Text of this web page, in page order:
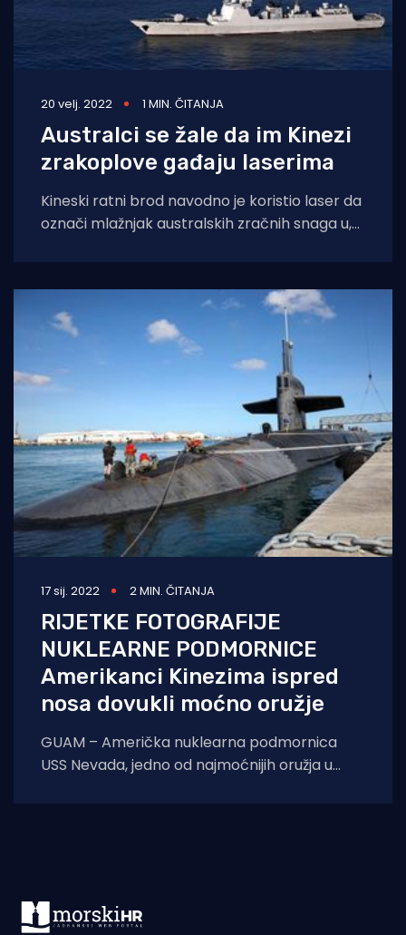
20 velj. 2022 1 MIN. ČITANJA
Australci se žale da im Kinezi
zrakoplove gađaju laserima
Kineski ratni brod navodno je koristio laser da
označi mlažnjak australskih zračnih snaga u,
17 sij. 2022 2 MIN. ČITANJA
RIJETKE FOTOGRAFIJE
NUKLEARNE PODMORNICE
Amerikanci Kinezima ispred
nosa dovukli moćno oružje
GUAM – Američka nuklearna podmornica
USS Nevada, jedno od najmoćnijih oružja u